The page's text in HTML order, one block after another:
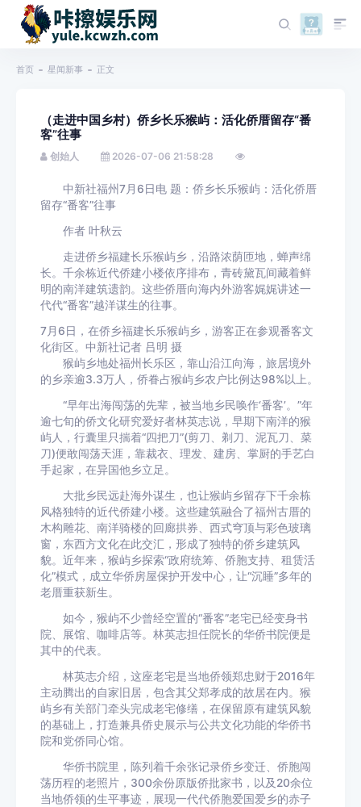
首页 星闻新事 正文
（走进中国乡村）侨乡长乐猴屿：活化侨厝留存“番
客”往事
创始人 2026-07-06 21:58:28
中新社福州7月6日电 题：侨乡长乐猴屿：活化侨厝
留存“番客”往事
作者 叶秋云
走进侨乡福建长乐猴屿乡，沿路浓荫匝地，蝉声绵
长。千余栋近代侨建小楼依序排布，青砖黛瓦间藏着鲜
明的南洋建筑遗韵。这些侨厝向海内外游客娓娓讲述一
代代“番客”越洋谋生的往事。
7月6日，在侨乡福建长乐猴屿乡，游客正在参观番客文
化街区。中新社记者 吕明 摄
猴屿乡地处福州长乐区，靠山沿江向海，旅居境外
的乡亲逾3.3万人，侨眷占猴屿乡农户比例达98%以上。
“早年出海闯荡的先辈，被当地乡民唤作‘番客’。”年
逾七旬的侨文化研究爱好者林英志说，早期下南洋的猴
屿人，行囊里只揣着“四把刀”(剪刀、剃刀、泥瓦刀、菜
刀)便敢闯荡天涯，靠裁衣、理发、建房、掌厨的手艺白
手起家，在异国他乡立足。
大批乡民远赴海外谋生，也让猴屿乡留存下千余栋
风格独特的近代侨建小楼。这些建筑融合了福州古厝的
木构雕花、南洋骑楼的回廊拱券、西式穹顶与彩色玻璃
窗，东西方文化在此交汇，形成了独特的侨乡建筑风
貌。近年来，猴屿乡探索“政府统筹、侨胞支持、租赁活
化”模式，成立华侨房屋保护开发中心，让“沉睡”多年的
老厝重获新生。
如今，猴屿不少曾经空置的“番客”老宅已经变身书
院、展馆、咖啡店等。林英志担任院长的华侨书院便是
其中的代表。
林英志介绍，这座老宅是当地侨领郑忠财于2016年
主动腾出的自家旧居，包含其父郑孝成的故居在内。猴
屿乡有关部门牵头完成老宅修缮，在保留原有建筑风貌
的基础上，打造兼具侨史展示与公共文化功能的华侨书
院和党侨同心馆。
华侨书院里，陈列着千余张记录侨乡变迁、侨胞闯
荡历程的老照片，300余份原版侨批家书，以及20余位
当地侨领的生平事迹，展现一代代侨胞爱国爱乡的赤子